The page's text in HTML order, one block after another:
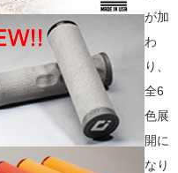
が加
わ
り、
全6
色展
開に
なり